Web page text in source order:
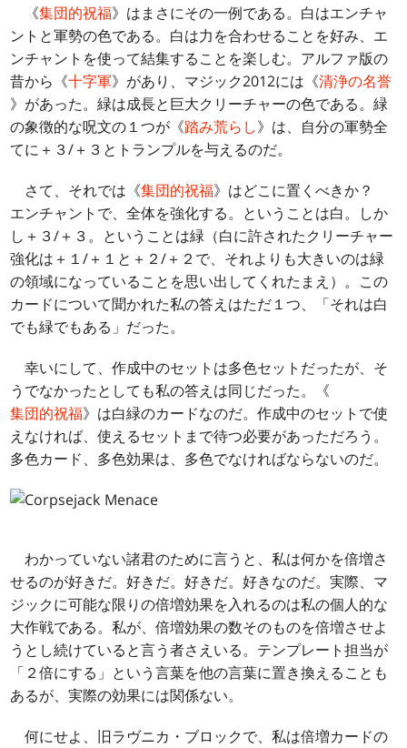
《集団的祝福》はまさにその一例である。白はエンチャ
ントと軍勢の色である。白は力を合わせることを好み、エ
ンチャントを使って結集することを楽しむ。アルファ版の
昔から《十字軍》があり、マジック2012には《清浄の名誉
》があった。緑は成長と巨大クリーチャーの色である。緑
の象徴的な呪文の１つが《踏み荒らし》は、自分の軍勢全
てに＋３/＋３とトランプルを与えるのだ。
さて、それでは《集団的祝福》はどこに置くべきか？
エンチャントで、全体を強化する。ということは白。しか
し＋３/＋３。ということは緑（白に許されたクリーチャー
強化は＋１/＋１と＋２/＋２で、それよりも大きいのは緑
の領域になっていることを思い出してくれたまえ）。この
カードについて聞かれた私の答えはただ１つ、「それは白
でも緑でもある」だった。
幸いにして、作成中のセットは多色セットだったが、そ
うでなかったとしても私の答えは同じだった。《
集団的祝福》は白緑のカードなのだ。作成中のセットで使
えなければ、使えるセットまで待つ必要があっただろう。
多色カード、多色効果は、多色でなければならないのだ。
わかっていない諸君のために言うと、私は何かを倍増さ
せるのが好きだ。好きだ。好きだ。好きなのだ。実際、マ
ジックに可能な限りの倍増効果を入れるのは私の個人的な
大作戦である。私が、倍増効果の数そのものを倍増させよ
うとし続けていると言う者さえいる。テンプレート担当が
「２倍にする」という言葉を他の言葉に置き換えることも
あるが、実際の効果には関係ない。
何にせよ、旧ラヴニカ・ブロックで、私は倍増カードの